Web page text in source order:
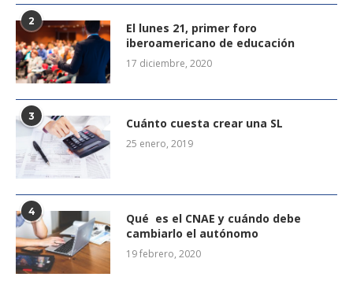
2
El lunes 21, primer foro
iberoamericano de educación
17 diciembre, 2020
3 Cuánto cuesta crear una SL
25 enero, 2019
4
Qué es el CNAE y cuándo debe
cambiarlo el autónomo
19 febrero, 2020